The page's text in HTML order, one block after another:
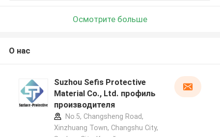
Осмотрите больше
О нас
Suzhou Sefis Protective
Material Co., Ltd. профиль
производителя
No.5, Changsheng Road,
Xinzhuang Town, Changshu City,